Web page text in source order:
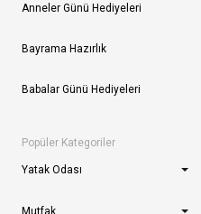
Anneler Günü Hediyeleri
Bayrama Hazırlık
Babalar Günü Hediyeleri
Popüler Kategoriler
Yatak Odası
Mutfak